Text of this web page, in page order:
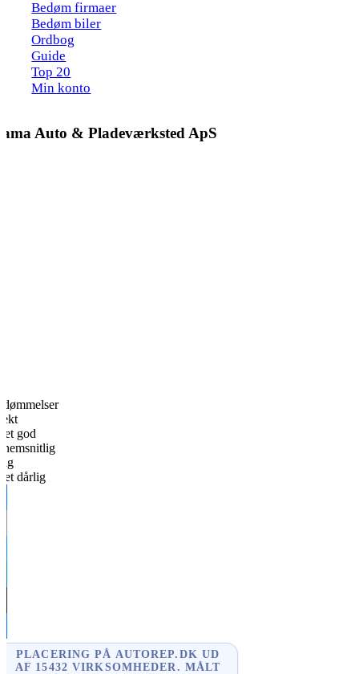
Bedøm firmaer
Bedøm biler
Ordbog
Guide
Top 20
Min konto
Auto & Pladeværksted ApS
god
dårlig
PLACERING PÅ AUTOREP.DK UD
AF 15432 VIRKSOMHEDER. MÅLT